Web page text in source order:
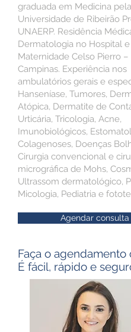
graduada em Medicina pela
Universidade de Ribeirão
UNAERP. Residência
Dermatologia no Hospital e
Maternidade Celso Pierro –
Campinas. Experiência nos
ambulatórios gerais e
Hanseníase, Tumores,
Atópica, Dermatite de
Urticária, Tricologia, Acne,
Imunobiológicos,
Colagenoses, Doenças
Cirurgia convencional e
micrográfica de Mohs,
Ultrassom dermatológico,
Micologia, Pediatria e
Agendar consulta
Faça o agendamento
É fácil, rápido e